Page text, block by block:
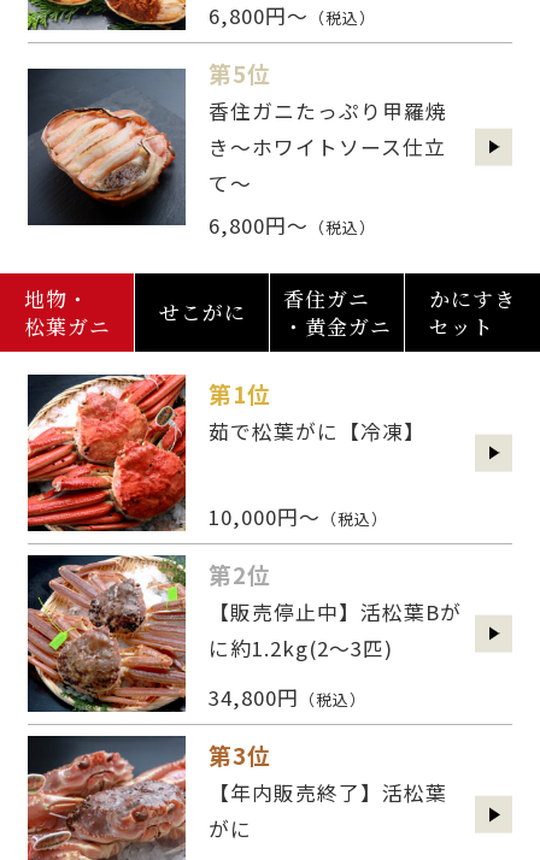
6,800円～ （税込）
第5位
香住ガニたっぷり甲羅焼
き～ホワイトソース仕立
て～
6,800円～ （税込）
地物・
松葉ガニ
せこがに
香住ガニ
・黄金ガニ
かにすき
セット
第1位
茹で松葉がに【冷凍】
10,000円～ （税込）
第2位
【販売停止中】活松葉Bが
に約1.2kg(2〜3匹)
34,800円 （税込）
第3位
【年内販売終了】活松葉
がに